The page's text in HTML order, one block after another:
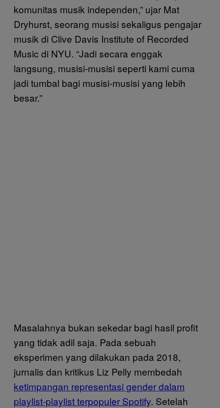
komunitas musik independen,” ujar Mat
Dryhurst, seorang musisi sekaligus pengajar
musik di Clive Davis Institute of Recorded
Music di NYU. “Jadi secara enggak
langsung, musisi-musisi seperti kami cuma
jadi tumbal bagi musisi-musisi yang lebih
besar.”
Masalahnya bukan sekedar bagi hasil profit
yang tidak adil saja. Pada sebuah
eksperimen yang dilakukan pada 2018,
jurnalis dan kritikus Liz Pelly membedah
ketimpangan representasi gender dalam
playlist-playlist terpopuler Spotify. Setelah